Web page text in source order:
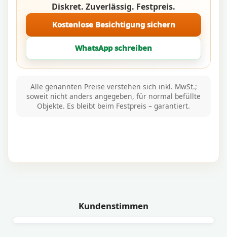
Diskret. Zuverlässig. Festpreis.
Kostenlose Besichtigung sichern
WhatsApp schreiben
Alle genannten Preise verstehen sich inkl. MwSt.;
soweit nicht anders angegeben, für normal befüllte
Objekte. Es bleibt beim Festpreis – garantiert.
Kundenstimmen